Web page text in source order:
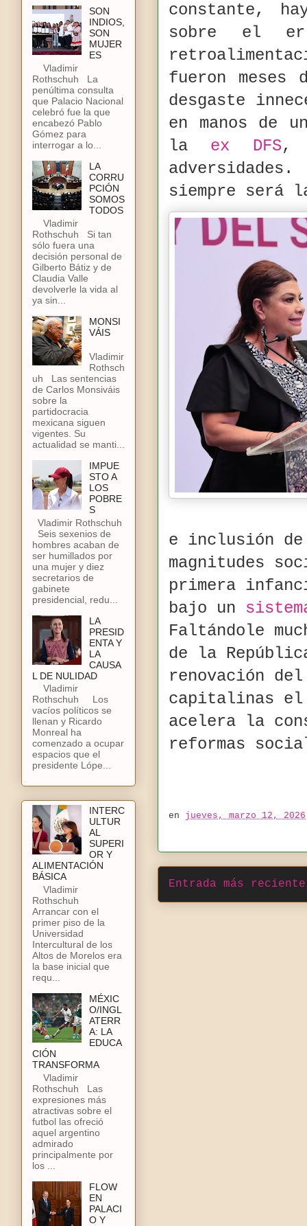
constante,
sobre el
fueron meses
desgaste
en manos de
la ex DFS,
siempre será
e inclusión de
magnitudes
primera
bajo un
Faltándole
de la
renovación
capitalinas el
acelera la
reformas
en jueves, marzo 12, 2026
Entrada más reciente
SON
INDIOS,
SON
MUJER
ES
Vladimir
Rothschuh La
penúltima consulta
que Palacio Nacional
celebró fue la que
encabezó Pablo
Gómez para
interrogar a lo...
LA
CORRU
PCIÓN
SOMOS
TODOS
Vladimir
Rothschuh Si tan
sólo fuera una
decisión personal de
Gilberto Bátiz y de
Claudia Valle
devolverle la vida al
ya sin...
MONSI
VÁIS
Vladimir
Rothsch
uh Las sentencias
de Carlos Monsiváis
sobre la
partidocracia
mexicana siguen
vigentes. Su
actualidad se manti...
IMPUE
STO A
LOS
POBRE
S
Vladimir Rothschuh
Seis sexenios de
hombres acaban de
ser humillados por
una mujer y diez
secretarios de
gabinete
presidencial, redu...
LA
PRESID
ENTA Y
LA
CAUSA
L DE NULIDAD
Vladimir
Rothschuh Los
vacíos políticos se
llenan y Ricardo
Monreal ha
comenzado a ocupar
espacios que el
presidente Lópe...
INTERC
ULTUR
AL
SUPERI
OR Y
ALIMENTACIÓN
BÁSICA
Vladimir
Rothschuh
Arrancar con el
primer piso de la
Universidad
Intercultural de los
Altos de Morelos era
la base inicial que
requ...
MÉXIC
O/INGL
ATERR
A: LA
EDUCA
CIÓN
TRANSFORMA
Vladimir
Rothschuh Las
expresiones más
atractivas sobre el
futbol las ofreció
aquel argentino
admirado
principalmente por
los ...
FLOW
EN
PALACI
O Y